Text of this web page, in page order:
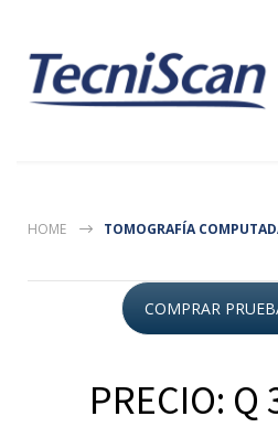
HOME TOMOGRAFÍA
COMPRAR
PRECIO: Q